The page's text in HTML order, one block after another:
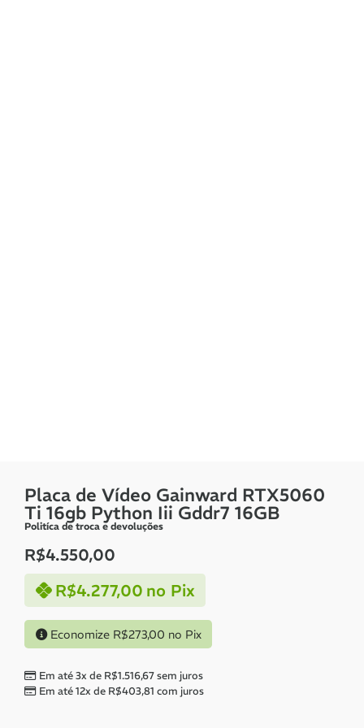
Placa de Vídeo Gainward RTX5060
Ti 16gb Python Iii Gddr7 16GB
Politíca de troca e devoluções
R$4.550,00
Em até 3x de R$1.516,67sem juros
Em até 12x de R$403,81 com juros
R$4.277,00 no Pix
Economize R$273,00 no Pix